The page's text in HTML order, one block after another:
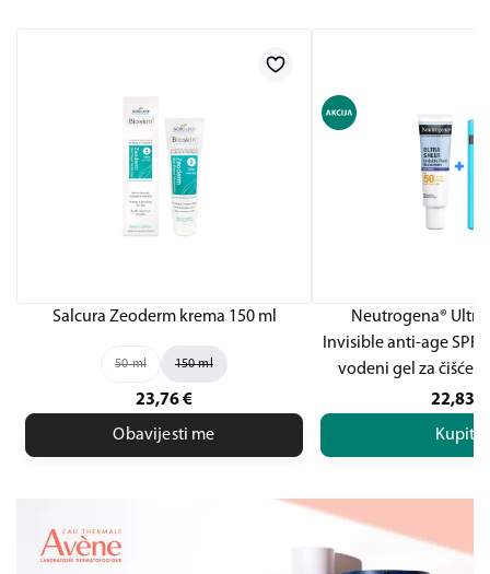
Salcura Zeoderm krema 150 ml
50 ml 150 ml
23,76€
Obavijesti me
Neutrogena®
Invisible anti-age
vodeni gel za
22,83
Kupite